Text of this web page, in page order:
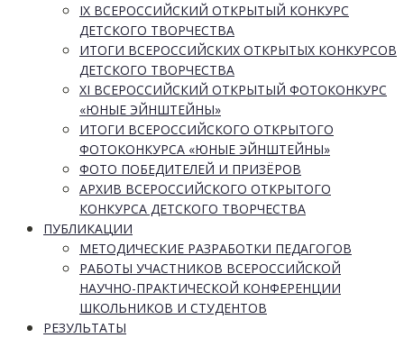
IX ВСЕРОССИЙСКИЙ ОТКРЫТЫЙ КОНКУРС
ДЕТСКОГО ТВОРЧЕСТВА
ИТОГИ ВСЕРОССИЙСКИХ ОТКРЫТЫХ КОНКУРСОВ
ДЕТСКОГО ТВОРЧЕСТВА
XI ВСЕРОССИЙСКИЙ ОТКРЫТЫЙ ФОТОКОНКУРС
«ЮНЫЕ ЭЙНШТЕЙНЫ»
ИТОГИ ВСЕРОССИЙСКОГО ОТКРЫТОГО
ФОТОКОНКУРСА «ЮНЫЕ ЭЙНШТЕЙНЫ»
ФОТО ПОБЕДИТЕЛЕЙ И ПРИЗЁРОВ
АРХИВ ВСЕРОССИЙСКОГО ОТКРЫТОГО
КОНКУРСА ДЕТСКОГО ТВОРЧЕСТВА
ПУБЛИКАЦИИ
МЕТОДИЧЕСКИЕ РАЗРАБОТКИ ПЕДАГОГОВ
РАБОТЫ УЧАСТНИКОВ ВСЕРОССИЙСКОЙ
НАУЧНО-ПРАКТИЧЕСКОЙ КОНФЕРЕНЦИИ
ШКОЛЬНИКОВ И СТУДЕНТОВ
РЕЗУЛЬТАТЫ